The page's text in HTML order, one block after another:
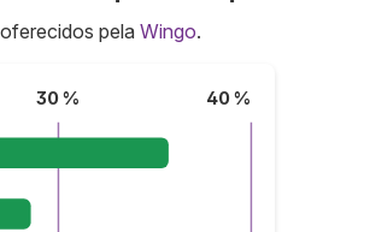
pela Wingo.
30 % 40 %